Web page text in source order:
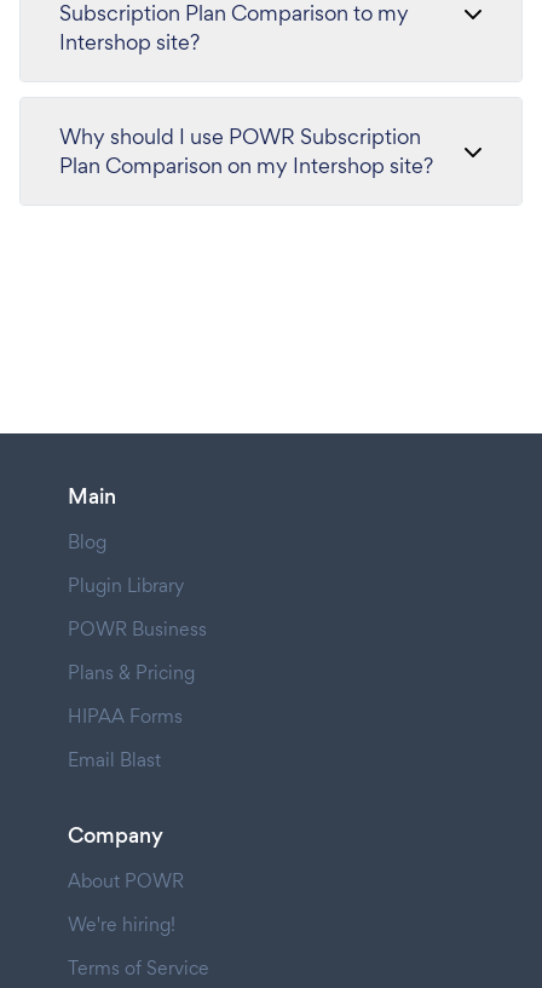
Subscription Plan Comparison to my
Intershop site?
Why should I use POWR Subscription
Plan Comparison on my Intershop site?
Main
Blog
Plugin Library
POWR Business
Plans & Pricing
HIPAA Forms
Email Blast
Company
About POWR
We're hiring!
Terms of Service